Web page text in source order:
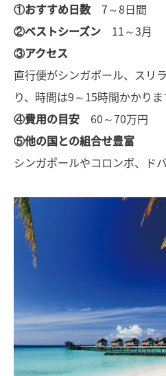
①おすすめ日数 7～8日間
②ベストシーズン 11～3月
③アクセス
直行便がシンガポール、スリ
り、時間は9～15時間かかりま
④費用の目安 60～70万円
⑤他の国との組合せ豊富
シンガポールやコロンボ、ド